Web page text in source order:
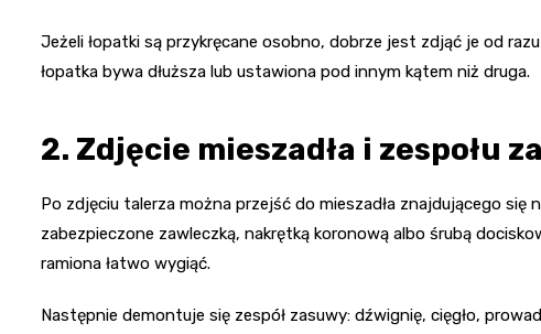
Jeżeli łopatki są przykręcane osobno, dobrze jest zdjąć je od
łopatka bywa dłuższa lub ustawiona pod innym kątem niż druga.
2. Zdjęcie mieszadła i zespołu
Po zdjęciu talerza można przejść do mieszadła znajdującego się
zabezpieczone zawleczką, nakrętką koronową albo śrubą
ramiona łatwo wygiąć.
Następnie demontuje się zespół zasuwy: dźwignię, cięgło,